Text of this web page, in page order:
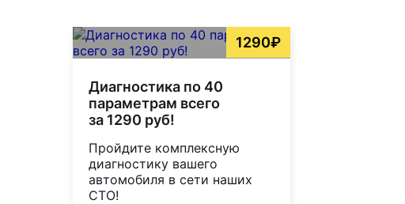
1290₽
Диагностика по 40
параметрам всего
за 1290 руб!
Пройдите комплексную
диагностику вашего
автомобиля в сети наших
СТО!